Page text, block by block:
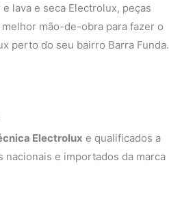
lava e seca Electrolux, peças
mão-de-obra para fazer o
perto do seu bairro Barra Funda.
Electrolux e qualificados a
e importados da marca